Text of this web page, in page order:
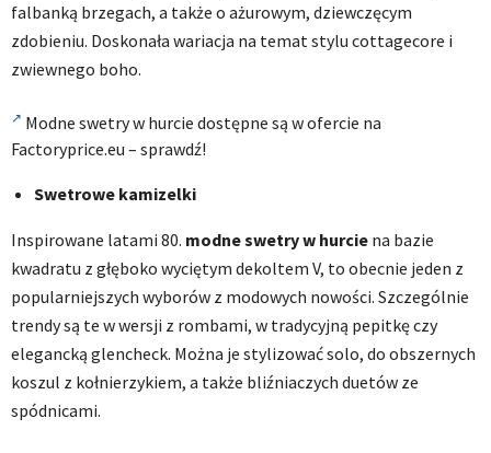
falbanką brzegach, a także o ażurowym, dziewczęcym
zdobieniu. Doskonała wariacja na temat stylu cottagecore i
zwiewnego boho.
Modne swetry w hurcie dostępne są w ofercie na
Factoryprice.eu – sprawdź!
Swetrowe kamizelki
Inspirowane latami 80. modne swetry w hurcie na bazie
kwadratu z głęboko wyciętym dekoltem V, to obecnie jeden z
popularniejszych wyborów z modowych nowości. Szczególnie
trendy są te w wersji z rombami, w tradycyjną pepitkę czy
elegancką glencheck. Można je stylizować solo, do obszernych
koszul z kołnierzykiem, a także bliźniaczych duetów ze
spódnicami.